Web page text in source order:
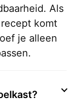
Als
komt
je alleen